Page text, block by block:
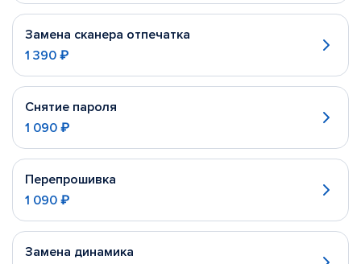
Замена сканера отпечатка
1 390 ₽
Снятие пароля
1 090 ₽
Перепрошивка
1 090 ₽
Замена динамика